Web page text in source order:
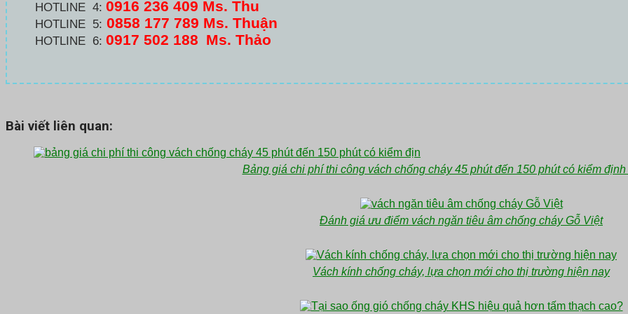
HOTLINE 4: 0916 236 409 Ms. Thu
HOTLINE 5: 0858 177 789 Ms. Thuận
HOTLINE 6: 0917 502 188 Ms. Thảo
Bài viết liên quan:
Bảng giá chi phí thi công vách chống cháy 45 phút đến 150 phút có kiểm
Đánh giá ưu điểm vách ngăn tiêu âm chống cháy Gỗ Việt
Vách kính chống cháy, lựa chọn mới cho thị trường hiện nay